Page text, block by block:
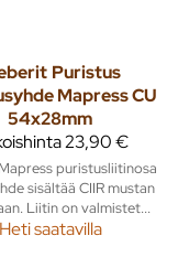
Puristus
Mapress CU
54x28mm
23,90 €
puristusliitinosa
sisältää CIIR mustan
Liitin on valmistet...
Heti saatavilla